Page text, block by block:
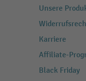
Unsere
Karriere
Affiliate-
Black Friday